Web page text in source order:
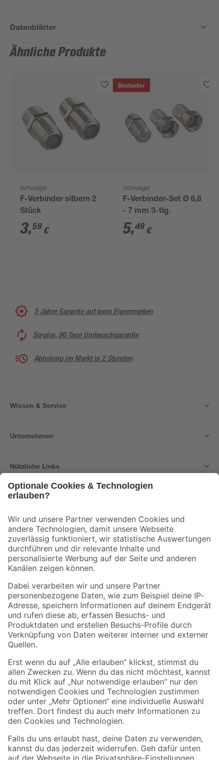
Datenblätter
Ähnliche Produkte
Schwaiger
F-Verbinder silbern 2
Stück
3,59 €
Bestseller
Schwaiger
F-Verbinder-Set Ø 6,8
- 7 mm 3-tlg.
5,49 €
5 Jahre Garantie auf toom Eigenmarken
Sorglos, 90 Tage Umtauschgarantie
Abholung im Markt in 2 Stunden
Wissen & Service
Unternehmen
Nützliche Links
Der toom Newsletter: Keine Angebote und Aktionen mehr verpassen!
Zur Newsletter Anmeldung
Folge uns
Zahlungsarten Versandarten
Sicher einkaufen
Jetzt die toom-App herunterladen
Alle Preisangaben in EUR inkl. gesetzl. MwSt.. Die dargestellten Angebote sind unter
Umständen nicht in allen Märkten verfügbar. Die angegebenen Verfügbarkeiten beziehen